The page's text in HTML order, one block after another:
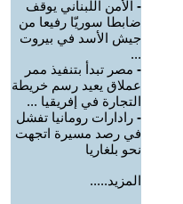
- الأمن اللبناني يوقف
ضابطا سوريّا رفيعا من
جيش الأسد في بيروت
...
- مصر تبدأ بتنفيذ ممر
عملاق يعيد رسم خريطة
التجارة في إفريقيا ...
- رادارات رومانيا تفشل
في رصد مسيرة اتجهت
نحو بلغاريا
المزيد.....